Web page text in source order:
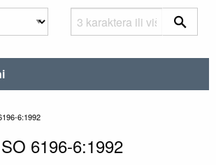
6:1992
6196-6:1992